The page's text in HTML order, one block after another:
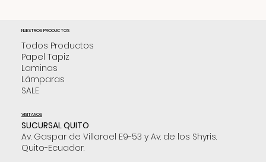
NUESTROS PRODUCTOS
Todos Productos
Papel Tapiz
Laminas
Lámparas
SALE
VISITANOS
SUCURSAL QUITO
Av. Gaspar de Villaroel E9-53 y Av. de los Shyris.
Quito-Ecuador.